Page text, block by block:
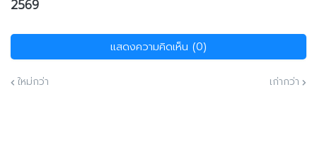
2569
แสดงความคิดเห็น (0)
ใหม่กว่า เก่ากว่า